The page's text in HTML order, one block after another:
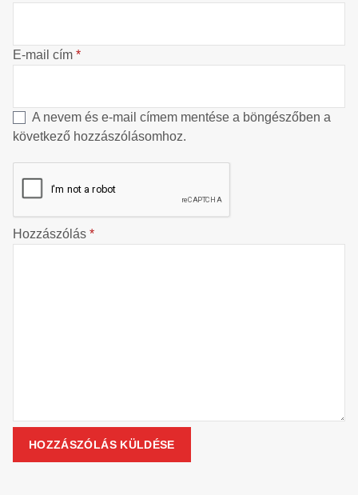
E-mail cím *
A nevem és e-mail címem mentése a böngészőben a
következő hozzászólásomhoz.
Hozzászólás *